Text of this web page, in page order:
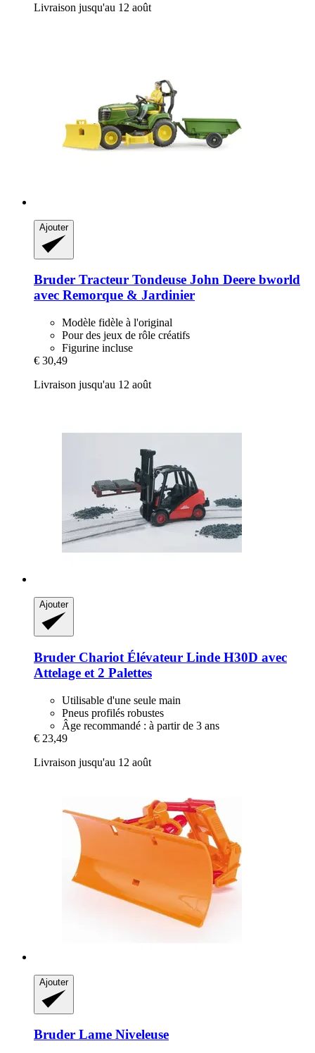
Livraison jusqu'au 12 août
Ajouter
Bruder Tracteur Tondeuse John Deere bworld
avec Remorque & Jardinier
Modèle fidèle à l'original
Pour des jeux de rôle créatifs
Figurine incluse
€ 30,49
Livraison jusqu'au 12 août
Ajouter
Bruder Chariot Élévateur Linde H30D avec
Attelage et 2 Palettes
Utilisable d'une seule main
Pneus profilés robustes
Âge recommandé : à partir de 3 ans
€ 23,49
Livraison jusqu'au 12 août
Ajouter
Bruder Lame Niveleuse